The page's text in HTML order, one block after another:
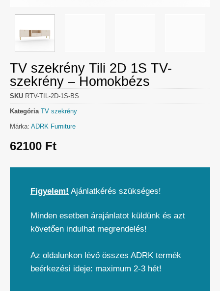
TV szekrény Tili 2D 1S TV-
szekrény – Homokbézs
SKU RTV-TIL-2D-1S-BS
Kategória TV szekrény
Márka: ADRK Furniture
62100 Ft
Figyelem! Ajánlatkérés szükséges!
Minden esetben árajánlatot küldünk és azt
követően indulhat megrendelés!
Az oldalunkon lévő összes ADRK termék
beérkezési ideje: maximum 2-3 hét!